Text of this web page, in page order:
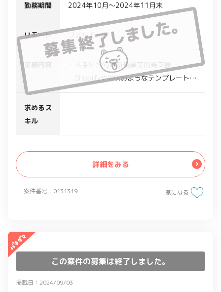
案件番号：0131319
勤務期間 2024年10月～2024年11月末
リモート フルリモート
・大手SIer向け新規事業開発支援
・ShopifyやWIXのようなテンプレートを
持つサービスのサイトを使い、標準機能
求めるス
キル
-
詳細をみる
気になる
この案件の募集は終了しました。
掲載日：2024/09/03